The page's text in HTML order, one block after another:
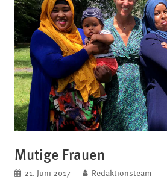
Mutige Frauen
veröffentlicht am
21. Juni 2017 blog.author
Redaktionsteam